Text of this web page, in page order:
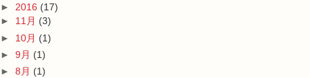
► 2016 (17)
► 11月 (3)
► 10月 (1)
► 9月 (1)
► 8月 (1)